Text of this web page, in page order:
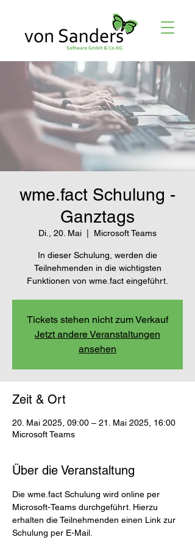
wme.fact Schulung -
Ganztags
Di., 20. Mai Microsoft Teams
In dieser Schulung, werden die
Teilnehmenden in die wichtigsten
Funktionen von wme.fact eingeführt.
Tickets stehen nicht zum Verkauf
Jetzt andere Veranstaltungen
ansehen
Zeit & Ort
20. Mai 2025, 09:00 – 21. Mai 2025, 16:00
Microsoft Teams
Über die Veranstaltung
Die wme.fact Schulung wird online per
Microsoft-Teams durchgeführt. Hierzu
erhalten die Teilnehmenden einen Link zur
Schulung per E-Mail.